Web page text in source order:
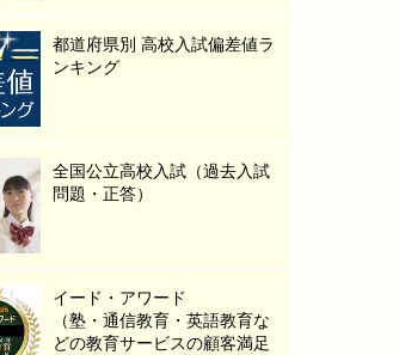
都道府県別 高校入試偏差値ラ
ンキング
全国公立高校入試（過去入試
問題・正答）
イード・アワード
（塾・通信教育・英語教育な
どの教育サービスの顧客満足